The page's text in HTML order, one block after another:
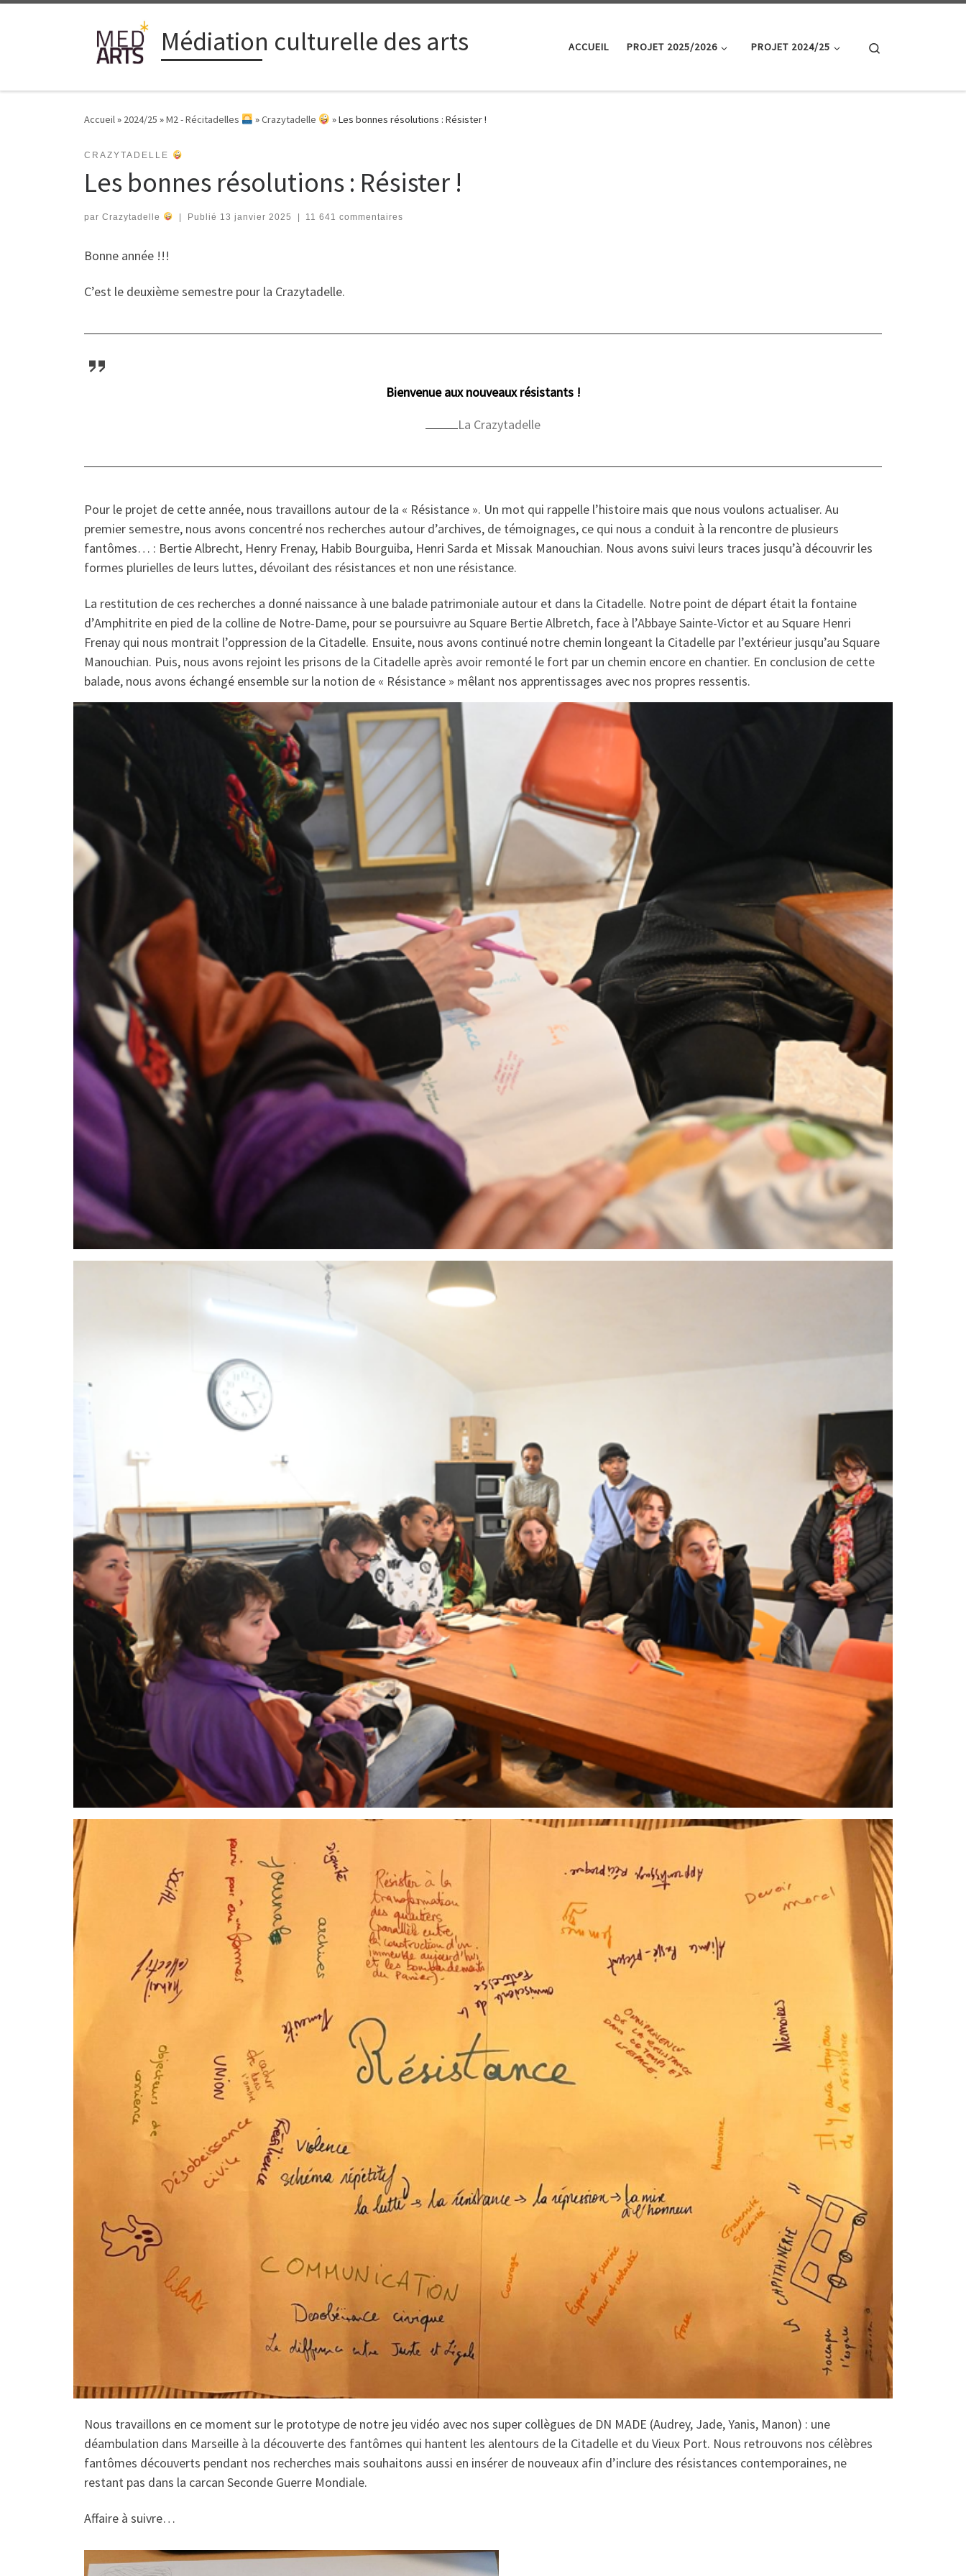
Médiation culturelle des arts ACCUEIL PROJET 2025/2026 PROJET 2024/25
Accueil» 2024/25 »M2 - Récitadelles »Crazytadelle »Les bonnes résolutions : Résister !
CRAZYTADELLE
Les bonnes résolutions : Résister !
par Crazytadelle Publié 13 janvier 2025 11 641 commentaires
Bonne année !!!
C’est le deuxième semestre pour la Crazytadelle.
Bienvenue aux nouveaux résistants !
La Crazytadelle
Pour le projet de cette année, nous travaillons autour de la « Résistance ». Un mot qui rappelle l’histoire mais que nous voulons actualiser. Au
premier semestre, nous avons concentré nos recherches autour d’archives, de témoignages, ce qui nous a conduit à la rencontre de plusieurs
fantômes… : Bertie Albrecht, Henry Frenay, Habib Bourguiba, Henri Sarda et Missak Manouchian. Nous avons suivi leurs traces jusqu’à découvrir les
formes plurielles de leurs luttes, dévoilant des résistances et non une résistance.
La restitution de ces recherches a donné naissance à une balade patrimoniale autour et dans la Citadelle. Notre point de départ était la fontaine
d’Amphitrite en pied de la colline de Notre-Dame, pour se poursuivre au Square Bertie Albretch, face à l’Abbaye Sainte-Victor et au Square Henri
Frenay qui nous montrait l’oppression de la Citadelle. Ensuite, nous avons continué notre chemin longeant la Citadelle par l’extérieur jusqu’au Square
Manouchian. Puis, nous avons rejoint les prisons de la Citadelle après avoir remonté le fort par un chemin encore en chantier. En conclusion de cette
balade, nous avons échangé ensemble sur la notion de « Résistance » mêlant nos apprentissages avec nos propres ressentis.
Nous travaillons en ce moment sur le prototype de notre jeu vidéo avec nos super collègues de DN MADE (Audrey, Jade, Yanis, Manon) : une
déambulation dans Marseille à la découverte des fantômes qui hantent les alentours de la Citadelle et du Vieux Port. Nous retrouvons nos célèbres
fantômes découverts pendant nos recherches mais souhaitons aussi en insérer de nouveaux afin d’inclure des résistances contemporaines, ne
restant pas dans la carcan Seconde Guerre Mondiale.
Affaire à suivre…